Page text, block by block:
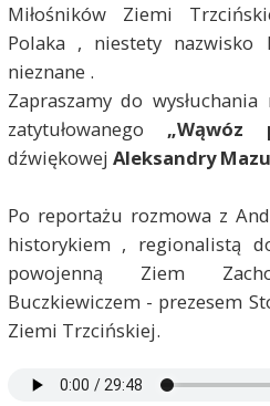
Miłośników Ziemi
Polaka , niestety nazwisko
nieznane .
Zapraszamy do
zatytułowanego „Wąwóz
dźwiękowej Aleksandry
Po reportażu rozmowa z
historykiem , regionalistą
powojenną Ziem
Buczkiewiczem - prezesem
Ziemi Trzcińskiej.